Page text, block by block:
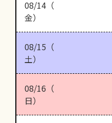
08/14（
金）
08/15（
土）
08/16（
日）